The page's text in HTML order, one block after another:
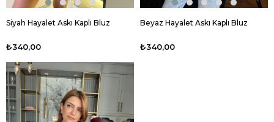
Siyah Hayalet Askı Kaplı Bluz
₺340,00
Beyaz Hayalet Askı Kaplı Bluz
₺340,00